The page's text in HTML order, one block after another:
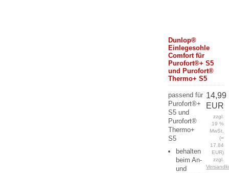
Dunlop®
Einlegesohle
Comfort für
Purofort®+ S5
und Purofort®
Thermo+ S5
passend für
Purofort®+
S5 und
Purofort®
Thermo+
S5
behalten
beim An-
und
14,99
EUR
zzgl.
19 %
MwSt.
(=
17,84
EUR)
zzgl.